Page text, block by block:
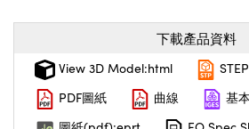
Components | SCHOTT 光學
下載產品資料
View 3D Model:html
PDF圖紙
曲線
基